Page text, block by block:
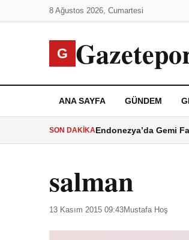
8 Ağustos 2026, Cumartesi
G
ANA SAYFA GÜNDEM
SON DAKIKAEndonezya’da Gemi
salman
13 Kasım 2015 09:43Mustafa Hoş